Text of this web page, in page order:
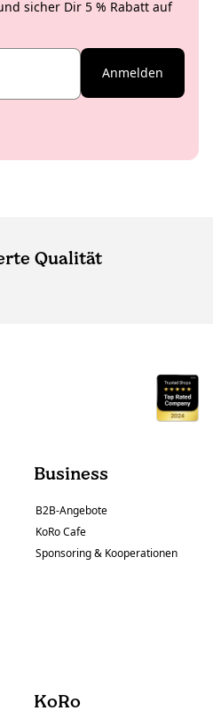
sicher Dir 5 % Rabatt auf
Anmelden
Qualität
Business
B2B-Angebote
KoRo Cafe
Sponsoring & Kooperationen
KoRo